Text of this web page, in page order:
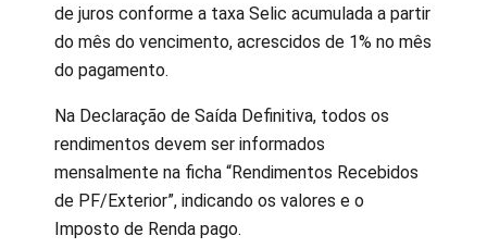
de juros conforme a taxa Selic acumulada a partir
do mês do vencimento, acrescidos de 1% no mês
do pagamento.
Na Declaração de Saída Definitiva, todos os
rendimentos devem ser informados
mensalmente na ficha “Rendimentos Recebidos
de PF/Exterior”, indicando os valores e o
Imposto de Renda pago.